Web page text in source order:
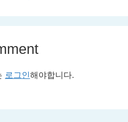
로그인해야합니다.